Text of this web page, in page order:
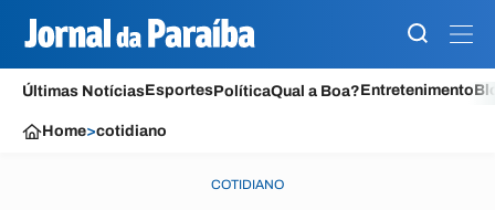
Últimas NotíciasEsportesPolíticaQual a Boa?Entretenimento
Home>cotidiano
COTIDIANO